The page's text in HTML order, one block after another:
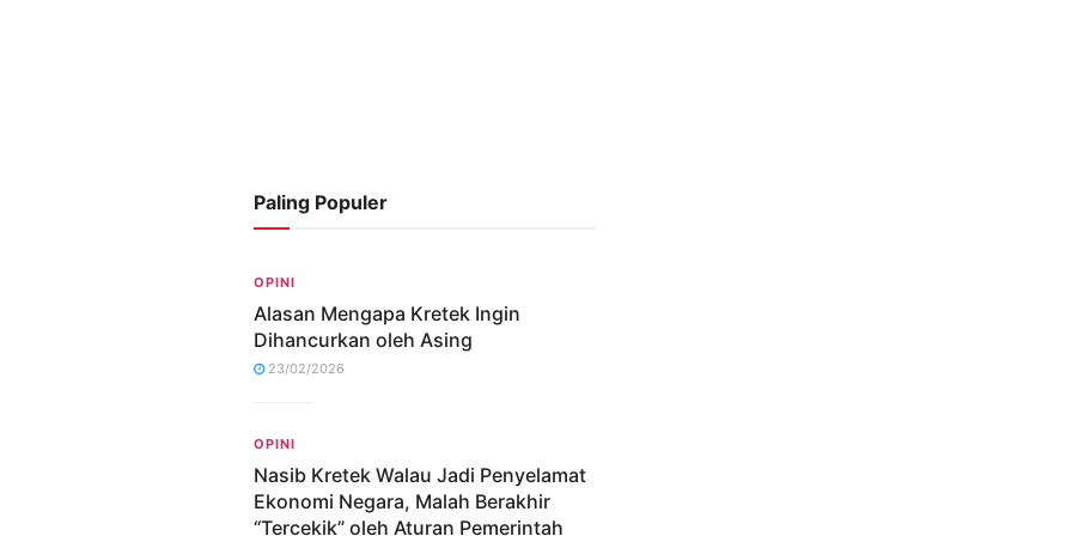
Paling Populer
OPINI
Alasan Mengapa Kretek Ingin
Dihancurkan oleh Asing
23/02/2026
OPINI
Nasib Kretek Walau Jadi Penyelamat
Ekonomi Negara, Malah Berakhir
“Tercekik” oleh Aturan Pemerintah